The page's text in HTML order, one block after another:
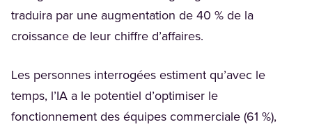
traduira par une augmentation de 40 % de la
croissance de leur chiffre d’affaires.
Les personnes interrogées estiment qu’avec le
temps, l’IA a le potentiel d’optimiser le
fonctionnement des équipes commerciale (61 %),